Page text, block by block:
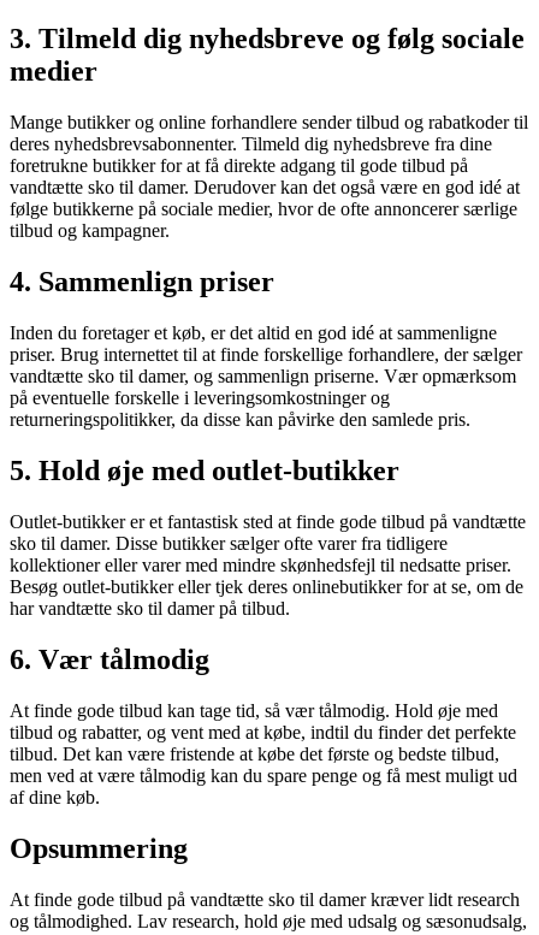
3. Tilmeld dig nyhedsbreve og følg sociale
medier
Mange butikker og online forhandlere sender tilbud og rabatkoder til
deres nyhedsbrevsabonnenter. Tilmeld dig nyhedsbreve fra dine
foretrukne butikker for at få direkte adgang til gode tilbud på
vandtætte sko til damer. Derudover kan det også være en god idé at
følge butikkerne på sociale medier, hvor de ofte annoncerer særlige
tilbud og kampagner.
4. Sammenlign priser
Inden du foretager et køb, er det altid en god idé at sammenligne
priser. Brug internettet til at finde forskellige forhandlere, der sælger
vandtætte sko til damer, og sammenlign priserne. Vær opmærksom
på eventuelle forskelle i leveringsomkostninger og
returneringspolitikker, da disse kan påvirke den samlede pris.
5. Hold øje med outlet-butikker
Outlet-butikker er et fantastisk sted at finde gode tilbud på vandtætte
sko til damer. Disse butikker sælger ofte varer fra tidligere
kollektioner eller varer med mindre skønhedsfejl til nedsatte priser.
Besøg outlet-butikker eller tjek deres onlinebutikker for at se, om de
har vandtætte sko til damer på tilbud.
6. Vær tålmodig
At finde gode tilbud kan tage tid, så vær tålmodig. Hold øje med
tilbud og rabatter, og vent med at købe, indtil du finder det perfekte
tilbud. Det kan være fristende at købe det første og bedste tilbud,
men ved at være tålmodig kan du spare penge og få mest muligt ud
af dine køb.
Opsummering
At finde gode tilbud på vandtætte sko til damer kræver lidt research
og tålmodighed. Lav research, hold øje med udsalg og sæsonudsalg,